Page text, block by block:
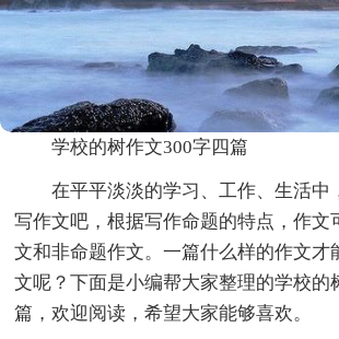
学校的树作文300字四篇
在平平淡淡的学习、工作、生活中
写作文吧，根据写作命题的特点，作文
文和非命题作文。一篇什么样的作文才
文呢？下面是小编帮大家整理的学校的
篇，欢迎阅读，希望大家能够喜欢。